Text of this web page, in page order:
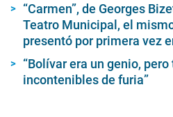
“Carmen”, de Georges
Teatro Municipal, el
presentó por primera vez
“Bolívar era un genio,
incontenibles de furia”